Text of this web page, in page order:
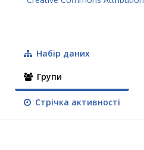
Набір даних
Групи
Стрічка активності